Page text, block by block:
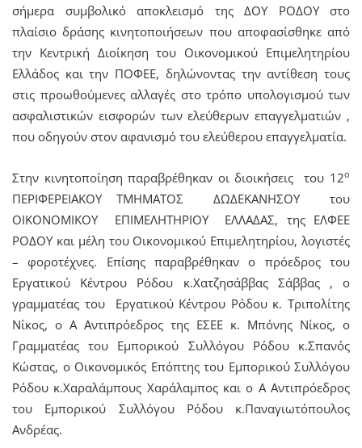
σήμερα συμβολικό αποκλεισμό της ΔΟΥ ΡΟΔΟΥ στο
πλαίσιο δράσης κινητοποιήσεων που αποφασίσθηκε από
την Κεντρική Διοίκηση του Οικονομικού Επιμελητηρίου
Ελλάδος και την ΠΟΦΕΕ, δηλώνοντας την αντίθεση τους
στις προωθούμενες αλλαγές στο τρόπο υπολογισμού των
ασφαλιστικών εισφορών των ελεύθερων επαγγελματιών ,
που οδηγούν στον αφανισμό του ελεύθερου επαγγελματία.
Στην κινητοποίηση παραβρέθηκαν οι διοικήσεις του 12ο
ΠΕΡΙΦΕΡΕΙΑΚΟΥ ΤΜΗΜΑΤΟΣ ΔΩΔΕΚΑΝΗΣΟΥ του
ΟΙΚΟΝΟΜΙΚΟΥ ΕΠΙΜΕΛΗΤΗΡΙΟΥ ΕΛΛΑΔΑΣ, της ΕΛΦΕΕ
ΡΟΔΟΥ και μέλη του Οικονομικού Επιμελητηρίου, λογιστές
– φοροτέχνες. Επίσης παραβρέθηκαν ο πρόεδρος του
Εργατικού Κέντρου Ρόδου κ.Χατζησάββας Σάββας , ο
γραμματέας του Εργατικού Κέντρου Ρόδου κ. Τριπολίτης
Νίκος, ο Α Αντιπρόεδρος της ΕΣΕΕ κ. Μπόνης Νίκος, ο
Γραμματέας του Εμπορικού Συλλόγου Ρόδου κ.Σπανός
Κώστας, ο Οικονομικός Επόπτης του Εμπορικού Συλλόγου
Ρόδου κ.Χαραλάμπους Χαράλαμπος και ο Α Αντιπρόεδρος
του Εμπορικού Συλλόγου Ρόδου κ.Παναγιωτόπουλος
Ανδρέας.